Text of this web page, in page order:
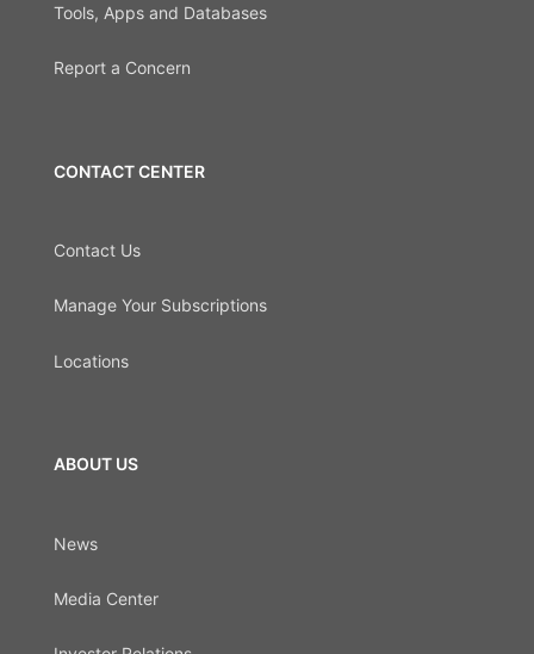
Tools, Apps and Databases
Report a Concern
CONTACT CENTER
Contact Us
Manage Your Subscriptions
Locations
ABOUT US
News
Media Center